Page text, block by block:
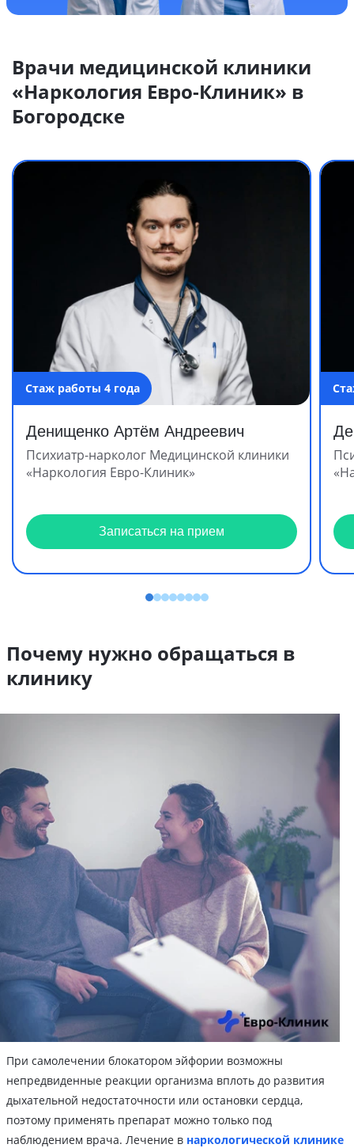
Врачи медицинской клиники
«Наркология Евро-Клиник» в
Богородске
Стаж работы 4 года
Денищенко Артём Андреевич
Психиатр-нарколог Медицинской клиники
«Наркология Евро-Клиник»
Записаться на прием
Почему нужно обращаться в
клинику
При самолечении блокатором эйфории возможны
непредвиденные реакции организма вплоть до развития
дыхательной недостаточности или остановки сердца,
поэтому применять препарат можно только под
наблюдением врача. Лечение в наркологической клинике